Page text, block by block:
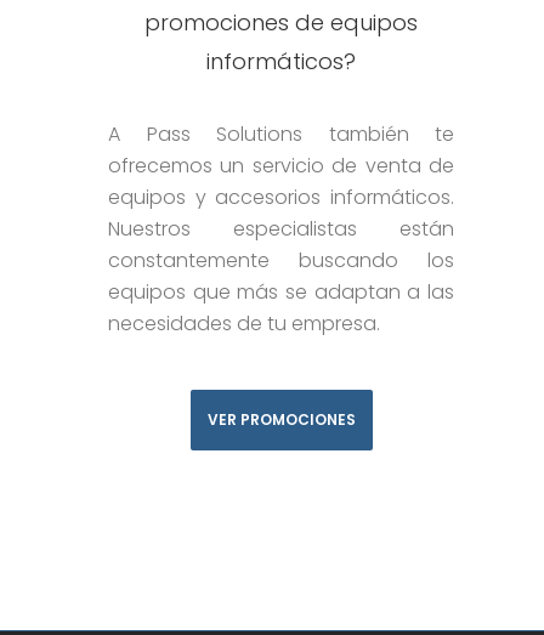
promociones de equipos
informáticos?
A Pass Solutions también te
ofrecemos un servicio de venta de
equipos y accesorios informáticos.
Nuestros especialistas están
constantemente buscando los
equipos que más se adaptan a las
necesidades de tu empresa.
VER PROMOCIONES